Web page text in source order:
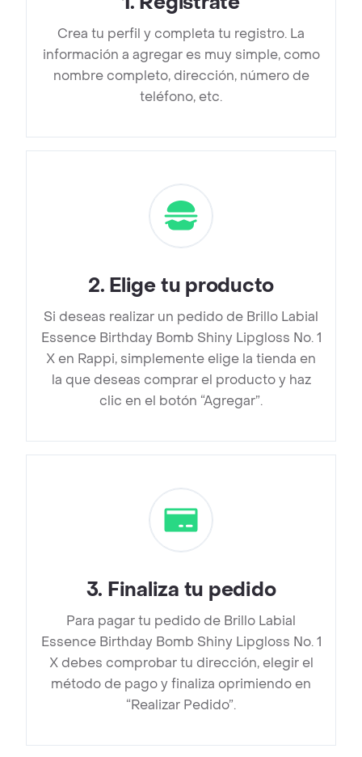
Crea tu perfil y completa tu registro. La
información a agregar es muy simple, como
nombre completo, dirección, número de
teléfono, etc.
2. Elige tu producto
Si deseas realizar un pedido de Brillo Labial
Essence Birthday Bomb Shiny Lipgloss No. 1
X en Rappi, simplemente elige la tienda en
la que deseas comprar el producto y haz
clic en el botón “Agregar”.
3. Finaliza tu pedido
Para pagar tu pedido de Brillo Labial
Essence Birthday Bomb Shiny Lipgloss No. 1
X debes comprobar tu dirección, elegir el
método de pago y finaliza oprimiendo en
“Realizar Pedido”.